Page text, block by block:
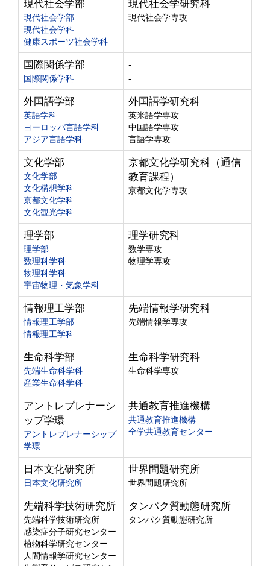
現代社会学部
現代社会学部
現代社会学科
健康スポーツ社会学科
現代社会学研究科
現代社会学専攻
国際関係学部
国際関係学科
-
-
外国語学部
英語学科
ヨーロッパ言語学科
アジア言語学科
外国語学研究科
英米語学専攻
中国語学専攻
言語学専攻
文化学部
文化学部
文化構想学科
京都文化学科
文化観光学科
京都文化学研究科（通信
教育課程）
京都文化学専攻
理学部
理学部
数理科学科
物理科学科
宇宙物理・気象学科
理学研究科
数学専攻
物理学専攻
情報理工学部
情報理工学部
情報理工学科
先端情報学研究科
先端情報学専攻
生命科学部
先端生命科学科
産業生命科学科
生命科学研究科
生命科学専攻
アントレプレナーシ
ップ学環
アントレプレナーシップ
学環
共通教育推進機構
共通教育推進機構
全学共通教育センター
日本文化研究所
日本文化研究所
世界問題研究所
世界問題研究所
先端科学技術研究所
先端科学技術研究所
感染症分子研究センター
植物科学研究センター
人間情報学研究センター
タンパク質動態研究所
タンパク質動態研究所